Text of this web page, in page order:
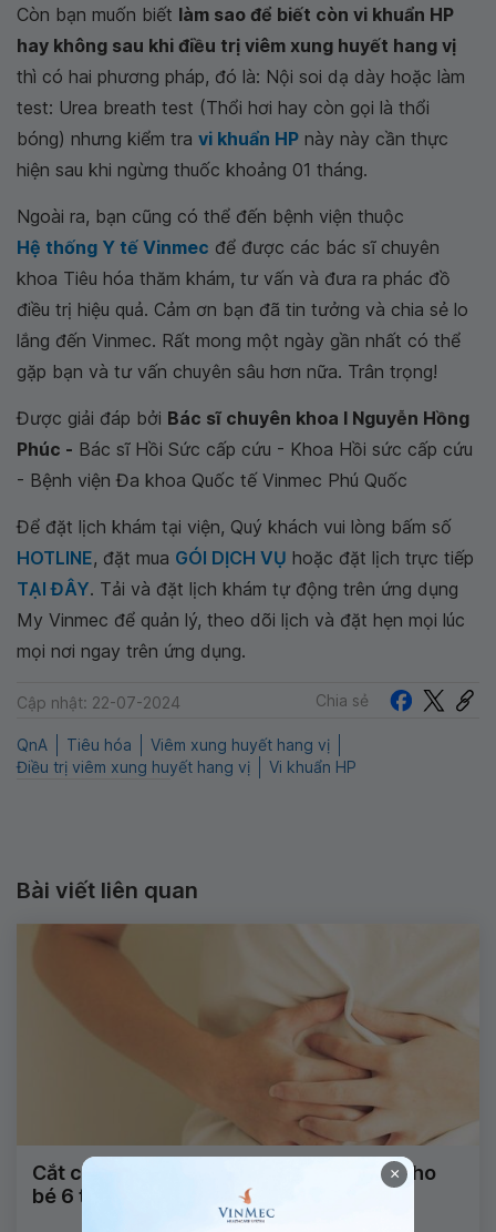
Còn bạn muốn biết làm sao để biết còn vi khuẩn HP
hay không sau khi điều trị viêm xung huyết hang vị
thì có hai phương pháp, đó là: Nội soi dạ dày hoặc làm
test: Urea breath test (Thổi hơi hay còn gọi là thổi
bóng) nhưng kiểm tra vi khuẩn HP này này cần thực
hiện sau khi ngừng thuốc khoảng 01 tháng.
Ngoài ra, bạn cũng có thể đến bệnh viện thuộc
Hệ thống Y tế Vinmec để được các bác sĩ chuyên
khoa Tiêu hóa thăm khám, tư vấn và đưa ra phác đồ
điều trị hiệu quả. Cảm ơn bạn đã tin tưởng và chia sẻ lo
lắng đến Vinmec. Rất mong một ngày gần nhất có thể
gặp bạn và tư vấn chuyên sâu hơn nữa. Trân trọng!
Được giải đáp bởi Bác sĩ chuyên khoa I Nguyễn Hồng
Phúc - Bác sĩ Hồi Sức cấp cứu - Khoa Hồi sức cấp cứu
- Bệnh viện Đa khoa Quốc tế Vinmec Phú Quốc
Để đặt lịch khám tại viện, Quý khách vui lòng bấm số
HOTLINE, đặt mua GÓI DỊCH VỤ hoặc đặt lịch trực tiếp
TẠI ĐÂY. Tải và đặt lịch khám tự động trên ứng dụng
My Vinmec để quản lý, theo dõi lịch và đặt hẹn mọi lúc
mọi nơi ngay trên ứng dụng.
Cập nhật: 22-07-2024 Chia sẻ
QnA Tiêu hóa
Viêm xung huyết hang vị
Điều trị viêm xung huyết hang vị
Vi khuẩn HP
Bài viết liên quan
Cắt chỉ còn sót ở rốn sau mổ ruột thừa cho
bé 6 tuổi có bị ảnh hưởng gì không?
×